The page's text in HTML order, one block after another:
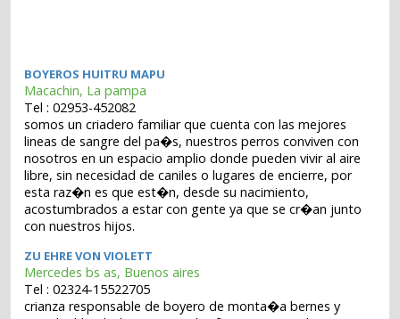
BOYEROS HUITRU MAPU
Macachin, La pampa
Tel : 02953-452082
somos un criadero familiar que cuenta con las mejores
lineas de sangre del pa�s, nuestros perros conviven con
nosotros en un espacio amplio donde pueden vivir al aire
libre, sin necesidad de caniles o lugares de encierre, por
esta raz�n es que est�n, desde su nacimiento,
acostumbrados a estar con gente ya que se cr�an junto
con nuestros hijos.
ZU EHRE VON VIOLETT
Mercedes bs as, Buenos aires
Tel : 02324-15522705
crianza responsable de boyero de monta�a bernes y